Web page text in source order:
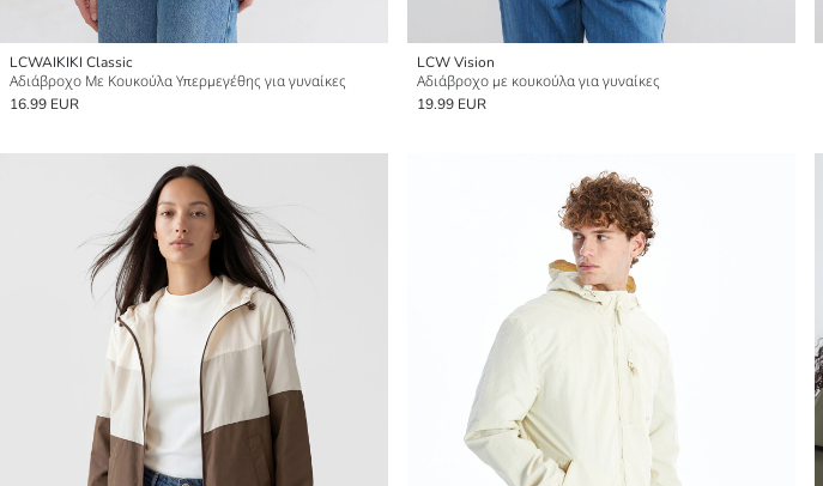
LCWAIKIKI Classic
Αδιάβροχο Με Κουκούλα Υπερμεγέθης για γυναίκες
16.99 EUR
LCW Vision
Αδιάβροχο με κουκούλα για γυναίκες
19.99 EUR